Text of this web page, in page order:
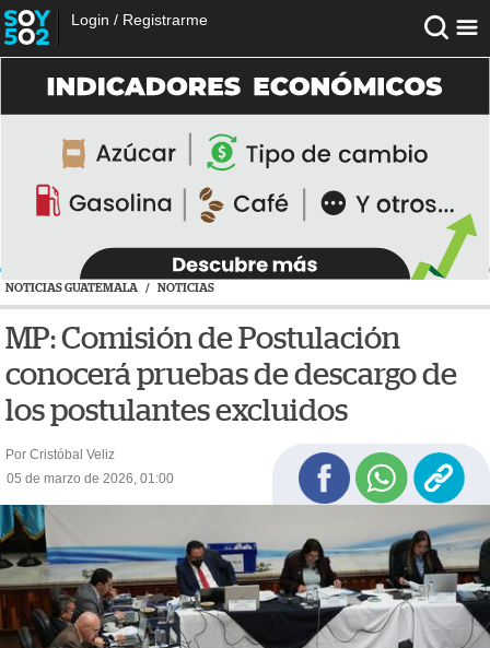
Login / Registrarme
NOTICIAS GUATEMALA / NOTICIAS
MP: Comisión de Postulación
conocerá pruebas de descargo de
los postulantes excluidos
Por Cristóbal Veliz
05 de marzo de 2026, 01:00